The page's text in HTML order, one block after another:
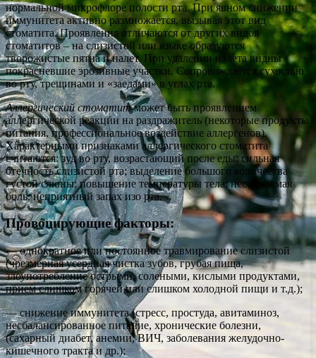
нормальной микрофлоре полости рта. При явном снижении
иммунитета активно размножается, вызывая этот вид
стоматита. Проявления отличаются от других видов
стоматитов – на слизистой или языке образуются
творожистые пятна и налет. При удалении налета видны
покрасневшие эрозивные участки. Сопровождается сухостью
во рту, трещинами и «заедами» в углах рта.
Аллергический стоматитможет быть проявлением
аллергической реакции на раздражитель (некоторые продукты
питания, профессиональное воздействие аллергенов).
Характерными признаками аллергического стоматита
считаются: зуд во рту, возрастающий после еды; сильная
отечность слизистой рта; выделение большого количества
густой слюны; повышение температуры тела; нестерпимая
боль; неприятный запах изо рта.
Провоцирующие факторы:
— однократное или постоянное травмирование слизистой
(чрезмерная усердная чистка зубов, грубая пища,
злоупотребление острыми, солеными, кислыми продуктами,
прием слишком горячей или слишком холодной пищи и т.д.);
— снижение иммунитета (стресс, простуда, авитаминоз,
несбалансированное питание, хронические болезни,
(сахарный диабет, анемии, ВИЧ, заболевания желудочно-
кишечного тракта и др.);